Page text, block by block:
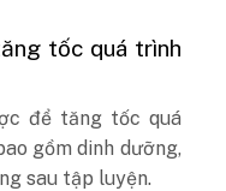
tốc quá trình
để tăng tốc quá
gồm dinh dưỡng,
sau tập luyện.